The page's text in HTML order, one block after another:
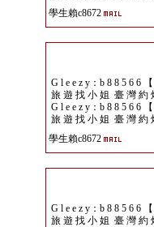
學生賴c8672
G l e e z y：b 8 8 5 6 6
旅 遊 找 小 姐 臺 灣 約
G l e e z y：b 8 8 5 6 6
旅 遊 找 小 姐 臺 灣 約
學生賴c8672
G l e e z y：b 8 8 5 6 6
旅 遊 找 小 姐 臺 灣 約